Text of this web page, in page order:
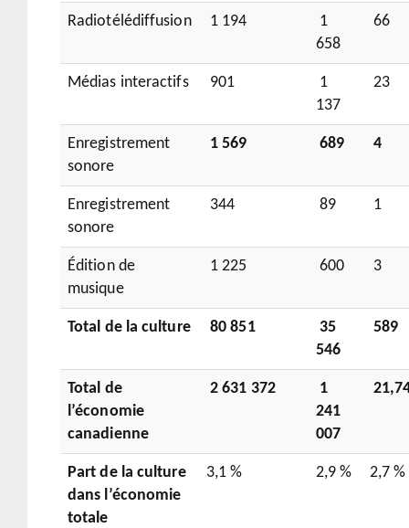
Radiotélédiffusion 1 194
1
658
66
Médias interactifs 901
1
137
23
Enregistrement
sonore
1 569 689 4
Enregistrement
sonore
344 89 1
Édition de
musique
1 225 600 3
Total de la culture 80 851
35
546
589
Total de
l’économie
canadienne
2 631 372
1
241
007
Part de la culture
dans l’économie
totale
3,1 % 2,9 % 2,7 %